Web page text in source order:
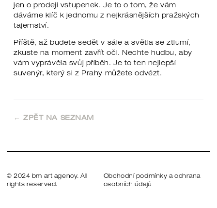
jen o prodeji vstupenek. Je to o tom, že vám
dáváme klíč k jednomu z nejkrásnějších pražských
tajemství.
Příště, až budete sedět v sále a světla se ztlumí,
zkuste na moment zavřít oči. Nechte hudbu, aby
vám vyprávěla svůj příběh. Je to ten nejlepší
suvenýr, který si z Prahy můžete odvézt.
← ZPĚT NA SEZNAM
© 2024 bm art agency. All
rights reserved.
Obchodní podmínky a ochrana
osobních údajů